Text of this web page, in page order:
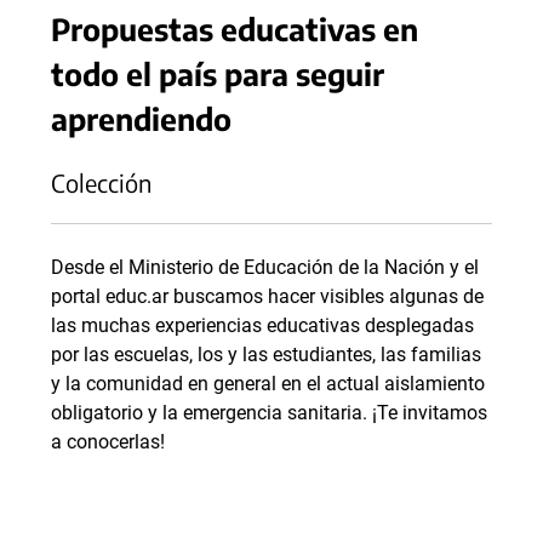
Propuestas educativas en
todo el país para seguir
aprendiendo
Colección
Desde el Ministerio de Educación de la Nación y el
portal educ.ar buscamos hacer visibles algunas de
las muchas experiencias educativas desplegadas
por las escuelas, los y las estudiantes, las familias
y la comunidad en general en el actual aislamiento
obligatorio y la emergencia sanitaria. ¡Te invitamos
a conocerlas!